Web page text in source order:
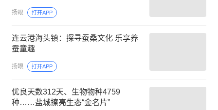
扬眼 打开APP
连云港海头镇：探寻蚕桑文化 乐享养
蚕童趣
扬眼 打开APP
优良天数312天、生物物种4759
种……盐城擦亮生态“金名片”